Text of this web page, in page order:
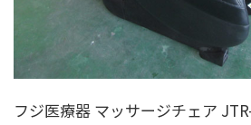
フジ医療器 マッサージチェア